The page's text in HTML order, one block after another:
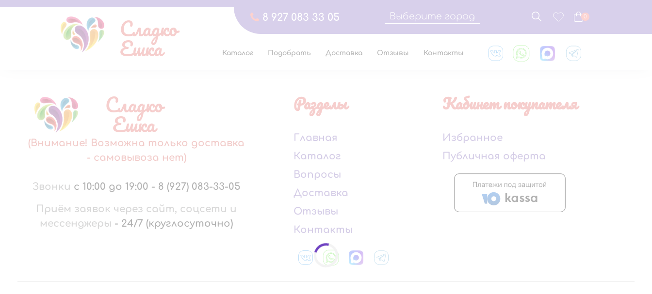
8 927 083 33 05 Выберите город 0
Сладко
Ешка Каталог Подобрать Доставка Отзывы Контакты
Сладко
Ешка
(Внимание! Возможна только доставка
- самовывоза нет)
Звонки с 10:00 до 19:00 - 8 (927) 083-33-05
Приём заявок через сайт, соцсети и
мессенджеры - 24/7 (круглосуточно)
Разделы
Главная
Каталог
Вопросы
Доставка
Отзывы
Контакты
Кабинет покупателя
Избранное
Публичная оферта